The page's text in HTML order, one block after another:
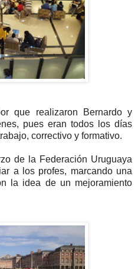
que realizaron Bernardo y
pues eran todos los días
correctivo y formativo.
de la Federación Uruguaya
a los profes, marcando una
la idea de un mejoramiento